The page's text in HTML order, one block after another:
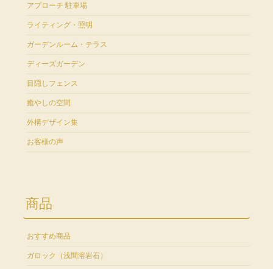
アプローチ 駐車場
ライティング・照明
ガーデンルーム・テラス
ディーズガーデン
目隠しフェンス
癒やしの空間
外構デザイン集
お客様の声
商品
おすすめ商品
ガロック（浅間溶岩石）